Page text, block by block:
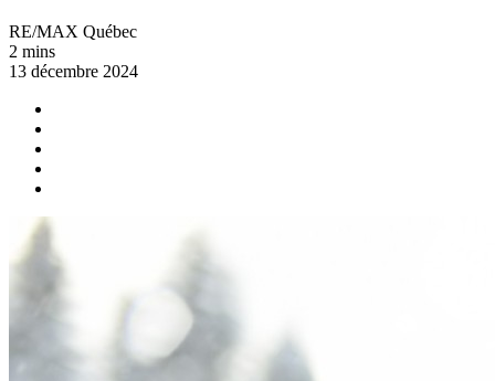
RE/MAX Québec
2 mins
13 décembre 2024